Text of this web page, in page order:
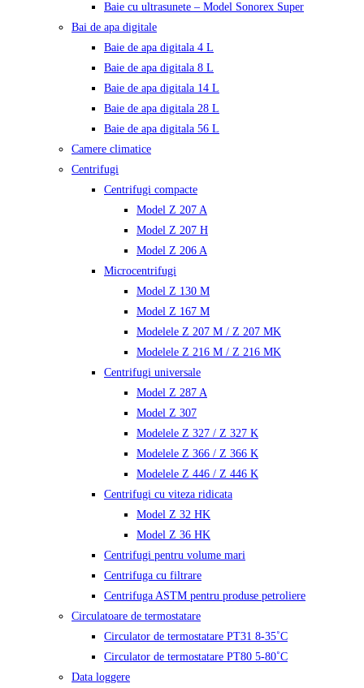
Baie cu ultrasunete – Model Sonorex Super
Bai de apa digitale
Baie de apa digitala 4 L
Baie de apa digitala 8 L
Baie de apa digitala 14 L
Baie de apa digitala 28 L
Baie de apa digitala 56 L
Camere climatice
Centrifugi
Centrifugi compacte
Model Z 207 A
Model Z 207 H
Model Z 206 A
Microcentrifugi
Model Z 130 M
Model Z 167 M
Modelele Z 207 M / Z 207 MK
Modelele Z 216 M / Z 216 MK
Centrifugi universale
Model Z 287 A
Model Z 307
Modelele Z 327 / Z 327 K
Modelele Z 366 / Z 366 K
Modelele Z 446 / Z 446 K
Centrifugi cu viteza ridicata
Model Z 32 HK
Model Z 36 HK
Centrifugi pentru volume mari
Centrifuga cu filtrare
Centrifuga ASTM pentru produse petroliere
Circulatoare de termostatare
Circulator de termostatare PT31 8-35˚C
Circulator de termostatare PT80 5-80˚C
Data loggere